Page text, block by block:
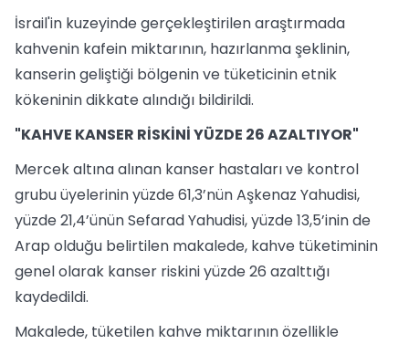
İsrail'in kuzeyinde gerçekleştirilen araştırmada
kahvenin kafein miktarının, hazırlanma şeklinin,
kanserin geliştiği bölgenin ve tüketicinin etnik
kökeninin dikkate alındığı bildirildi.
"KAHVE KANSER RİSKİNİ YÜZDE 26 AZALTIYOR"
Mercek altına alınan kanser hastaları ve kontrol
grubu üyelerinin yüzde 61,3’nün Aşkenaz Yahudisi,
yüzde 21,4’ünün Sefarad Yahudisi, yüzde 13,5’inin de
Arap olduğu belirtilen makalede, kahve tüketiminin
genel olarak kanser riskini yüzde 26 azalttığı
kaydedildi.
Makalede, tüketilen kahve miktarının özellikle